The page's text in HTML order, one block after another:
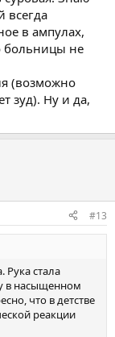
всегда
в ампулах,
больницы не
(возможно
зуд). Ну и да,
#13
Рука стала
в насыщенном
что в детстве
реакции